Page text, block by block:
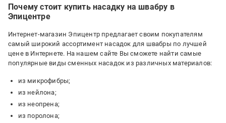
Почему стоит купить насадку на швабру в
Эпицентре
Интернет-магазин Эпицентр предлагает своим покупателям
самый широкий ассортимент насадок для швабры по лучшей
цене в Интернете. На нашем сайте Вы сможете найти самые
популярные виды сменных насадок из различных материалов:
из микрофибры;
из нейлона;
из неопрена;
из поролона;